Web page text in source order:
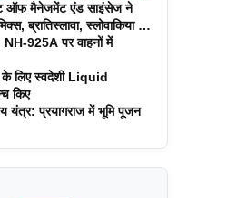
ऑफ मैनेजमेंट एंड साइंसेज ने
ब्रातिस्लावा, स्लोवाकिया के
रणनीतियों पर एक
NH-925A पर वाहनों में
लिए स्वदेशी Liquid
किए
यंत्र: प्रयागराज में भूमि पूजन